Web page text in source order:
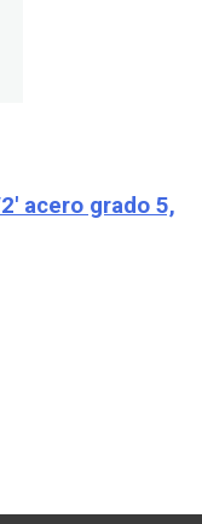
acero grado 5,